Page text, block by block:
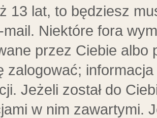
13 lat, to będziesz
Niektóre fora
przez Ciebie albo
zalogować;
Jeżeli został do
w nim zawartymi.